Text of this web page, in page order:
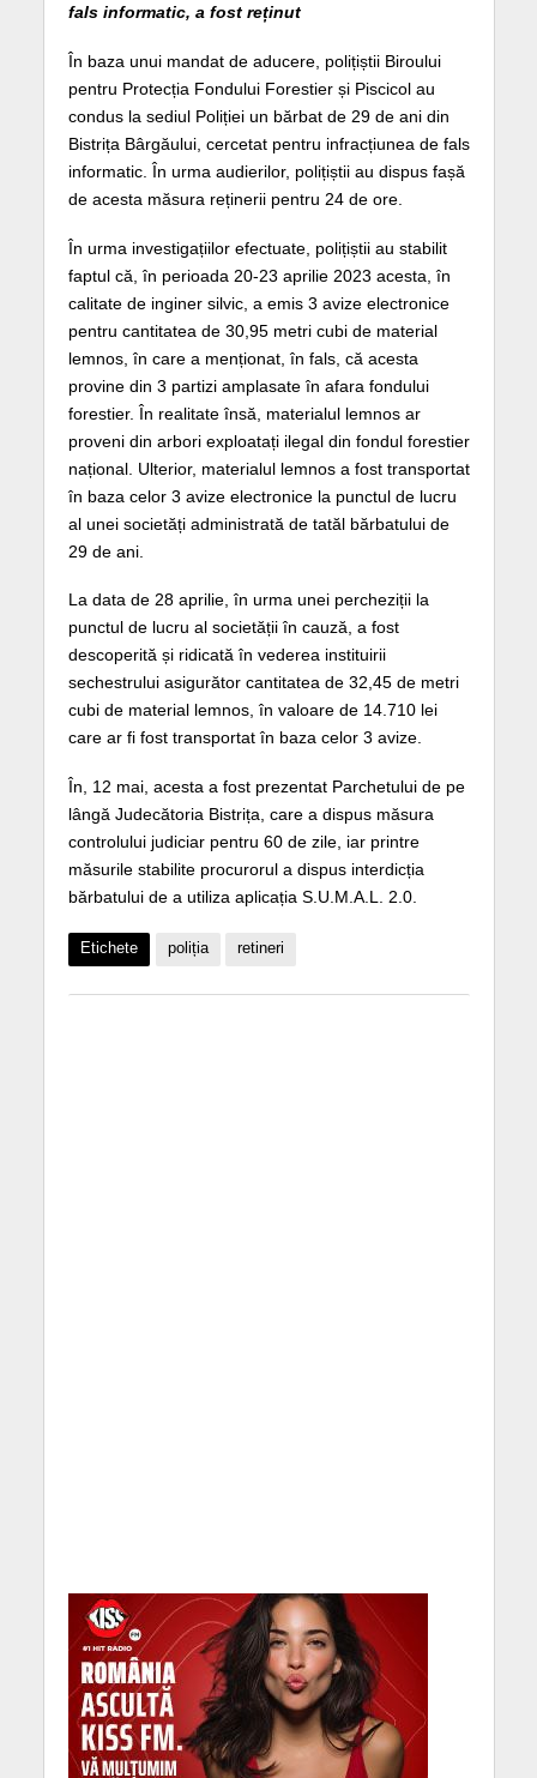
fals informatic, a fost reținut
În baza unui mandat de aducere, polițiștii Biroului
pentru Protecția Fondului Forestier și Piscicol au
condus la sediul Poliției un bărbat de 29 de ani din
Bistrița Bârgăului, cercetat pentru infracțiunea de fals
informatic. În urma audierilor, polițiștii au dispus fașă
de acesta măsura reținerii pentru 24 de ore.
În urma investigațiilor efectuate, polițiștii au stabilit
faptul că, în perioada 20-23 aprilie 2023 acesta, în
calitate de inginer silvic, a emis 3 avize electronice
pentru cantitatea de 30,95 metri cubi de material
lemnos, în care a menționat, în fals, că acesta
provine din 3 partizi amplasate în afara fondului
forestier. În realitate însă, materialul lemnos ar
proveni din arbori exploatați ilegal din fondul forestier
național. Ulterior, materialul lemnos a fost transportat
în baza celor 3 avize electronice la punctul de lucru
al unei societăți administrată de tatăl bărbatului de
29 de ani.
La data de 28 aprilie, în urma unei percheziții la
punctul de lucru al societății în cauză, a fost
descoperită și ridicată în vederea instituirii
sechestrului asigurător cantitatea de 32,45 de metri
cubi de material lemnos, în valoare de 14.710 lei
care ar fi fost transportat în baza celor 3 avize.
În, 12 mai, acesta a fost prezentat Parchetului de pe
lângă Judecătoria Bistrița, care a dispus măsura
controlului judiciar pentru 60 de zile, iar printre
măsurile stabilite procurorul a dispus interdicția
bărbatului de a utiliza aplicația S.U.M.A.L. 2.0.
Etichete poliția retineri